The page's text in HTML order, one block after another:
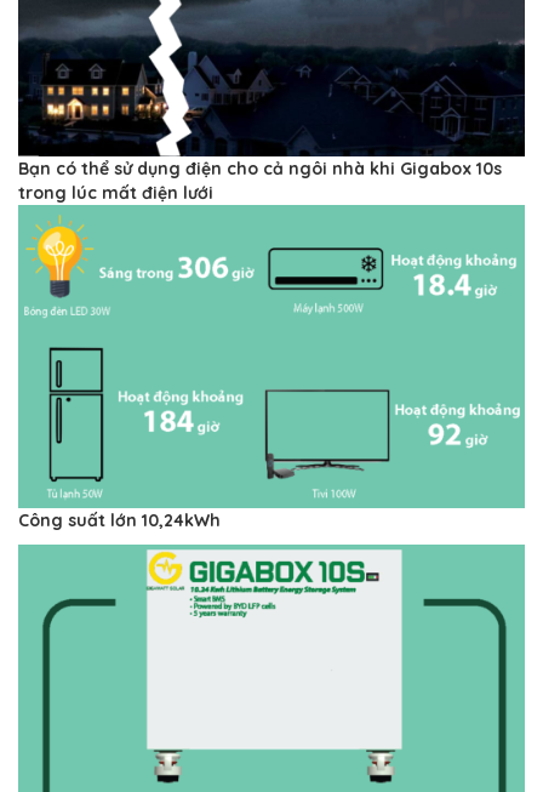
Bạn có thể sử dụng điện cho cả ngôi nhà khi Gigabox 10s
trong lúc mất điện lưới
Công suất lớn 10,24kWh